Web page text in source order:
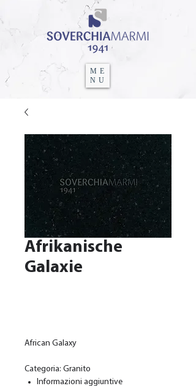
ME
NU
Afrikanische
Galaxie
African Galaxy
Categoria: Granito
Informazioni aggiuntive